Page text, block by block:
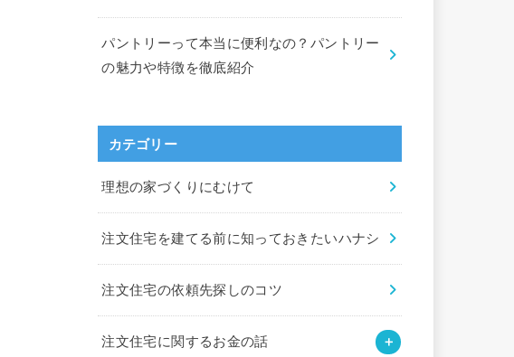
パントリーって本当に便利なの？パントリー
の魅力や特徴を徹底紹介
カテゴリー
理想の家づくりにむけて
注文住宅を建てる前に知っておきたいハナシ
注文住宅の依頼先探しのコツ
注文住宅に関するお金の話